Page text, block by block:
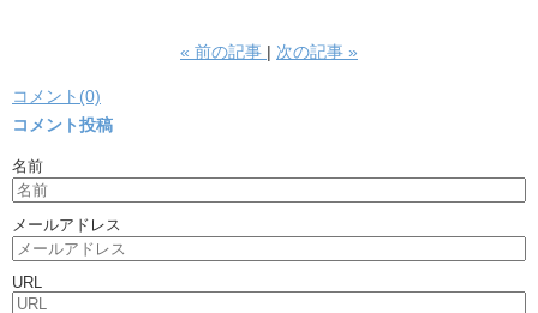
« 前の記事 次の記事 »
コメント(0)
コメント投稿
名前
メールアドレス
URL